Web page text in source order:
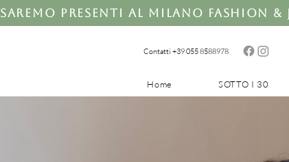
Saremo presenti al Milano Fashion &
Home SOTTO I 30
Contatti +39 055 8588978